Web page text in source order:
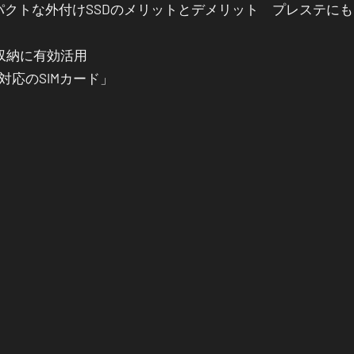
トな外付けSSDのメリットとデメリット プレステに
納に有効活用
応のSIMカード」